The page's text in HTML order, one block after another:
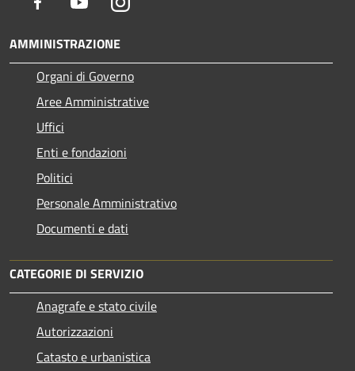
AMMINISTRAZIONE
Organi di Governo
Aree Amministrative
Uffici
Enti e fondazioni
Politici
Personale Amministrativo
Documenti e dati
CATEGORIE DI SERVIZIO
Anagrafe e stato civile
Autorizzazioni
Catasto e urbanistica